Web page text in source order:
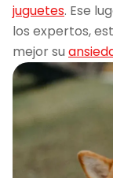
juguetes. Ese
los expertos,
mejor su